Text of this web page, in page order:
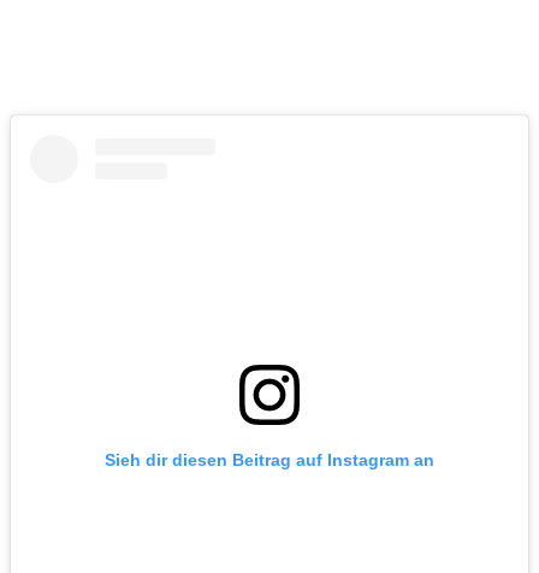
Sieh dir diesen Beitrag auf Instagram an